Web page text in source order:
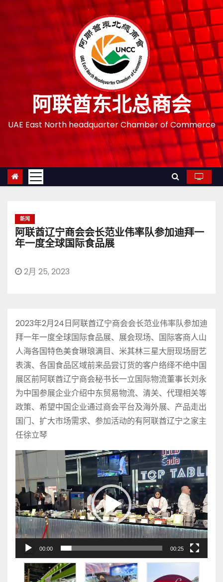
阿联酋东北总商会
UAE East North headquarter Chamber of Commerce
新闻
阿联酋辽宁商会会长范业伟率队参加迪拜一
年一度全球国际食品展
2月 25, 2023
2023年2月24日阿联酋辽宁商会会长范业伟率队参加迪
拜一年一度全球国际食品展、展会现场、国际客商人山
人海各国特色美食琳琅满目、米其林三星大厨现场厨艺
表演、各国食品区域前来品尝订货的客户络绎不绝中国
展区前阿联酋辽宁商会秘书长一立国际物流董事长刘永
为中国参展企业介绍中东贸易物流、清关、代理相关等
政策、希望中国企业通过商会平台及海外展、产品走出
国门、扩大市场需求、参加活动的有阿联酋辽宁之家主
任徐立琴
视
播
放
器
00:00 00:25